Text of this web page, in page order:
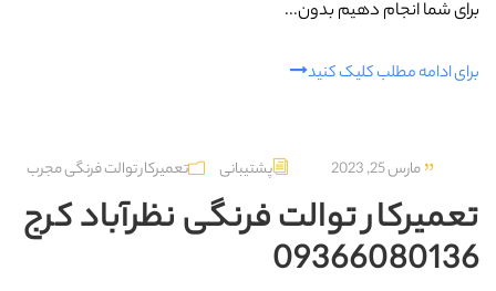
برای شما انجام دهیم بدون...
برای ادامه مطلب کلیک کنید
مارس 25, 2023 پشتیبانی تعمیرکار توالت فرنگی مجرب
تعمیرکار توالت فرنگی نظرآباد کرج
09366080136